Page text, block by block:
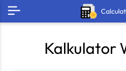
Kalkulator